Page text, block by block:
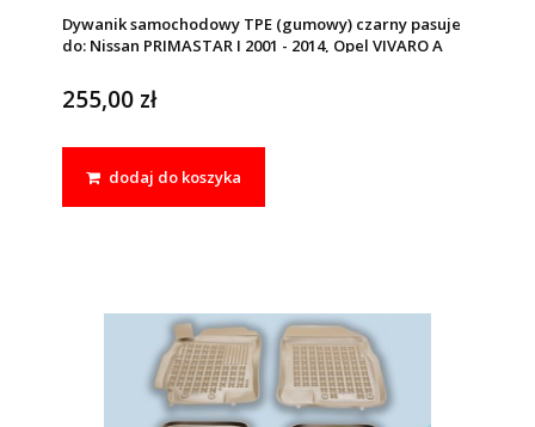
Dywanik samochodowy TPE (gumowy) czarny pasuje
do: Nissan PRIMASTAR I 2001 - 2014, Opel VIVARO A
255,00 zł
dodaj do koszyka